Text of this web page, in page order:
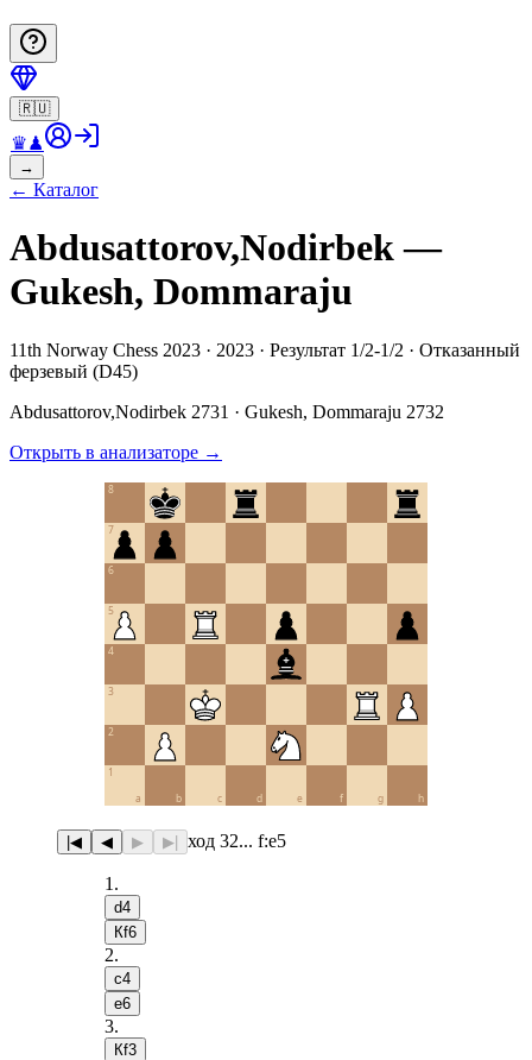
🇷🇺
♛♟
→
← Каталог
Abdusattorov,Nodirbek —
Gukesh, Dommaraju
11th Norway Chess 2023 · 2023 · Результат 1/2-1/2 · Отказанный
ферзевый (D45)
Abdusattorov,Nodirbek 2731 · Gukesh, Dommaraju 2732
Открыть в анализаторе →
a b c d e f g h
1
2
3
4
5
6
7
8
|◀ ◀ ▶ ▶| ход 32... f:e5
1 .
d4
Кf6
2.
c4
e6
3.
Кf3